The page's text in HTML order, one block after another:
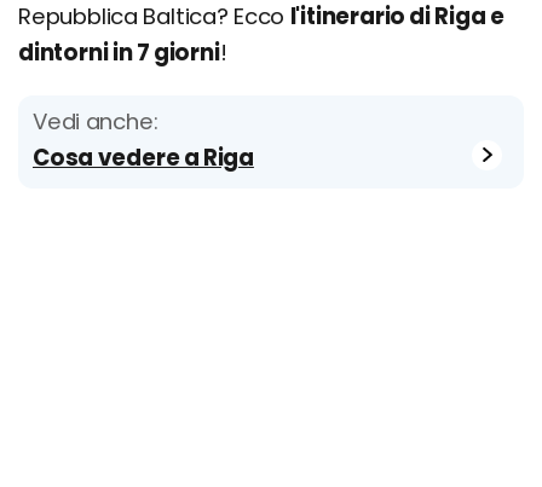
Repubblica Baltica? Ecco l'itinerario di Riga e
dintorni in 7 giorni!
Vedi anche:
Cosa vedere a Riga